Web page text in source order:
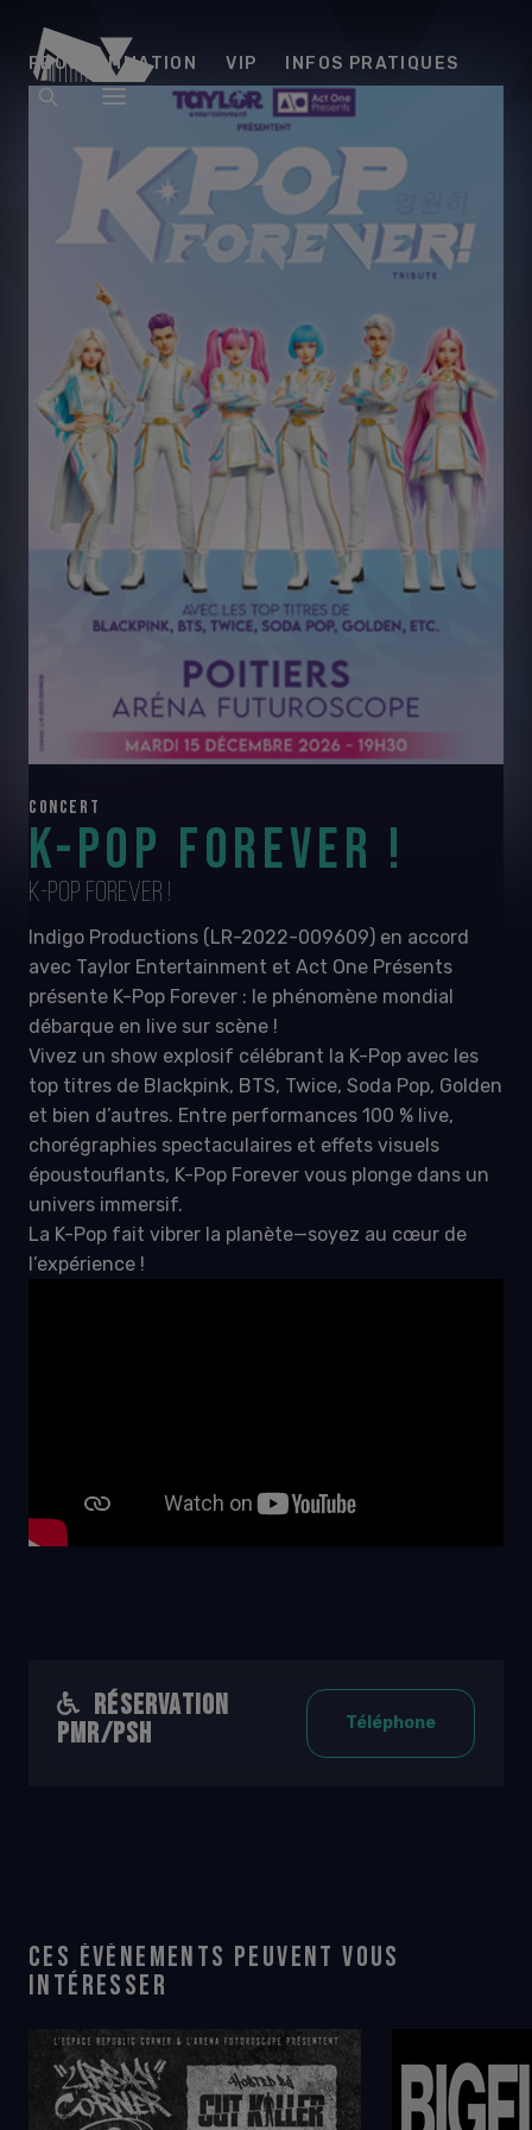
Arena
Futuroscope
PROGRAMMATION VIP INFOS PRATIQUES
CONCERT
K-POP FOREVER !
K-POP FOREVER !
Indigo Productions (LR-2022-009609) en accord
avec Taylor Entertainment et Act One Présents
présente K-Pop Forever : le phénomène mondial
débarque en live sur scène !
Vivez un show explosif célébrant la K-Pop avec les
top titres de Blackpink, BTS, Twice, Soda Pop, Golden
et bien d’autres. Entre performances 100 % live,
chorégraphies spectaculaires et effets visuels
époustouflants, K-Pop Forever vous plonge dans un
univers immersif.
La K-Pop fait vibrer la planète—soyez au cœur de
l’expérience !
RÉSERVATION
PMR/PSH
Téléphone
CES ÉVÉNEMENTS PEUVENT VOUS
INTÉRESSER